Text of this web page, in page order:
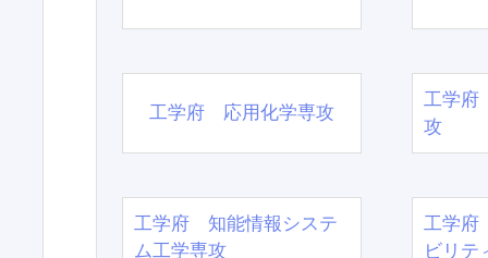
工学府 応用化学専攻
工学府
攻
工学府 知能情報システ
ム工学専攻
工学府
ビリテ